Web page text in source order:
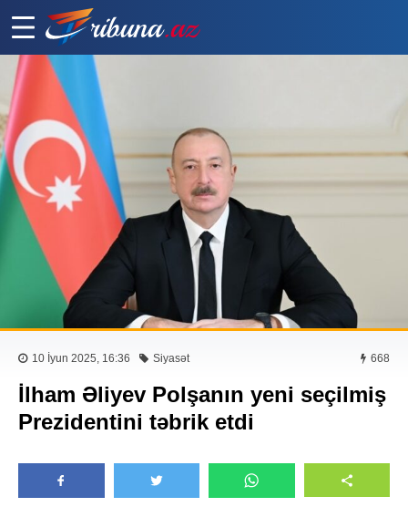
10 İyun 2025, 16:36 Siyasət 668
İlham Əliyev Polşanın yeni seçilmiş
Prezidentini təbrik etdi